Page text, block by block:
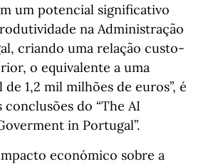
um potencial significativo
na Administração
criando uma relação custo-
o equivalente a uma
1,2 mil milhões de euros”, é
do “The AI
in Portugal”.
económico sobre a